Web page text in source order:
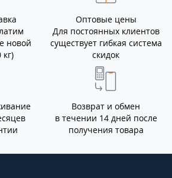
новой
Оптовые цены
Для постоянных клиентов
существует гибкая система
скидок
Возврат и обмен
в течении 14 дней после
получения товара